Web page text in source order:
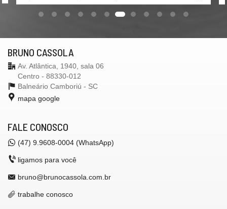
BRUNO CASSOLA
Av. Atlântica, 1940, sala 06
Centro - 88330-012
Balneário Camboriú - SC
mapa google
FALE CONOSCO
(47) 9.9608-0004 (WhatsApp)
ligamos para você
bruno@brunocassola.com.br
trabalhe conosco